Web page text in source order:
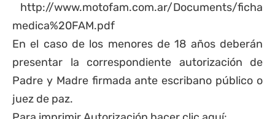
http://www.motofam.com.ar/Documents/ficha
medica%20FAM.pdf
En el caso de los menores de 18 años deberán
presentar la correspondiente autorización de
Padre y Madre firmada ante escribano público o
juez de paz.